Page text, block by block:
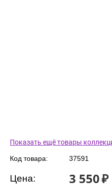
Показать ещё товары
Код товара: 37591
Цена: 3 550₽